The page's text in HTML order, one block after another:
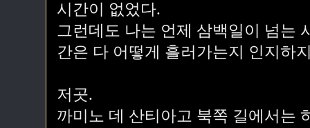
시간이 없었다.
그런데도 나는 언제 삼백일이 넘는
간은 다 어떻게 흘러가는지 인지하
저곳.
까미노 데 산티아고 북쪽 길에서는